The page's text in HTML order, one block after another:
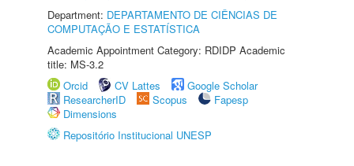
Department: DEPARTAMENTO DE CIÊNCIAS DE
COMPUTAÇÃO E ESTATÍSTICA
Academic Appointment Category: RDIDP Academic
title: MS-3.2
Orcid
CV Lattes
Google Scholar
ResearcherID
Scopus
Fapesp
Dimensions
Repositório Institucional UNESP